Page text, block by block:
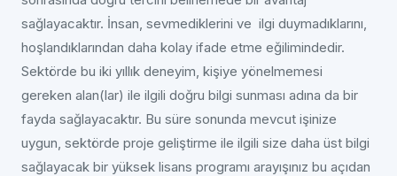
sağlayacaktır. İnsan, sevmediklerini ve ilgi duymadıklarını,
hoşlandıklarından daha kolay ifade etme eğilimindedir.
Sektörde bu iki yıllık deneyim, kişiye yönelmemesi
gereken alan(lar) ile ilgili doğru bilgi sunması adına da bir
fayda sağlayacaktır. Bu süre sonunda mevcut işinize
uygun, sektörde proje geliştirme ile ilgili size daha üst bilgi
sağlayacak bir yüksek lisans programı arayışınız bu açıdan